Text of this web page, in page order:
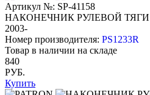
Артикул №: SP-41158
НАКОНЕЧНИК РУЛЕВОЙ
2003-
Номер производителя: PS1233R
Товар в наличии на складе
840
РУБ.
Купить